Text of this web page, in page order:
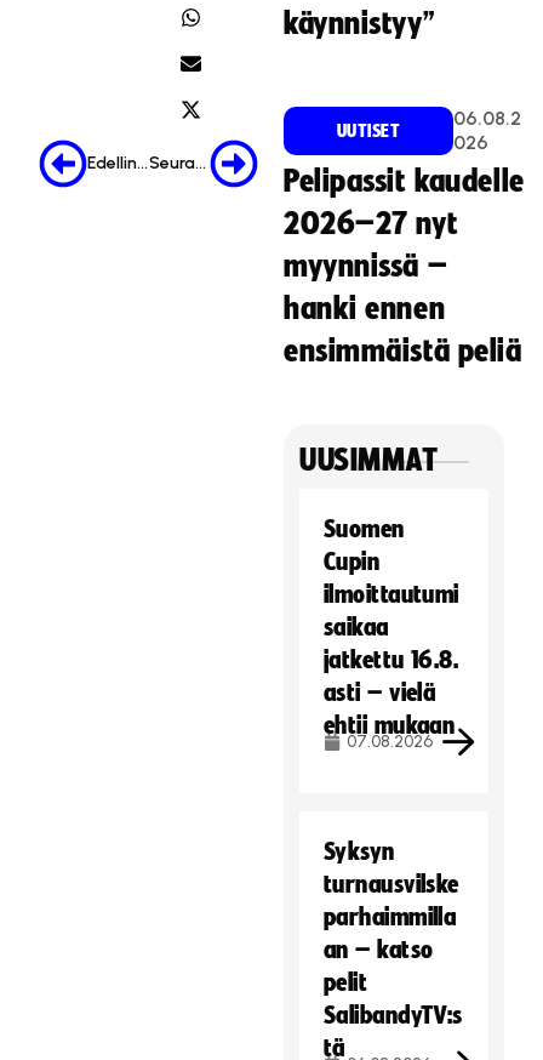
Edellinen Seuraava
käynnistyy”
UUTISET
06.08.2
026
Pelipassit kaudelle
2026–27 nyt
myynnissä –
hanki ennen
ensimmäistä peliä
UUSIMMAT
Suomen
Cupin
ilmoittautumi
saikaa
jatkettu 16.8.
asti – vielä
ehtii mukaan
07.08.2026
Syksyn
turnausvilske
parhaimmilla
an – katso
pelit
SalibandyTV:s
tä